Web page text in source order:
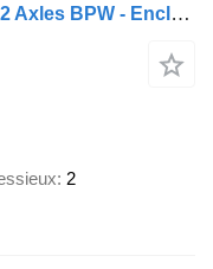
System Trailers TRAILER TFS 18 2 Axles BPW - Enclosed Body 13.60m - Tridec Steer
2